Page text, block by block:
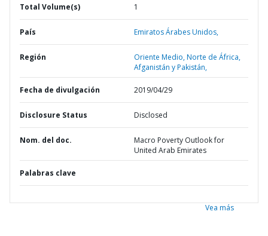
Total Volume(s) 1
País Emiratos Árabes Unidos,
Región
Oriente Medio, Norte de África,
Afganistán y Pakistán,
Fecha de divulgación 2019/04/29
Disclosure Status Disclosed
Nom. del doc.
Macro Poverty Outlook for
United Arab Emirates
Palabras clave
Vea más